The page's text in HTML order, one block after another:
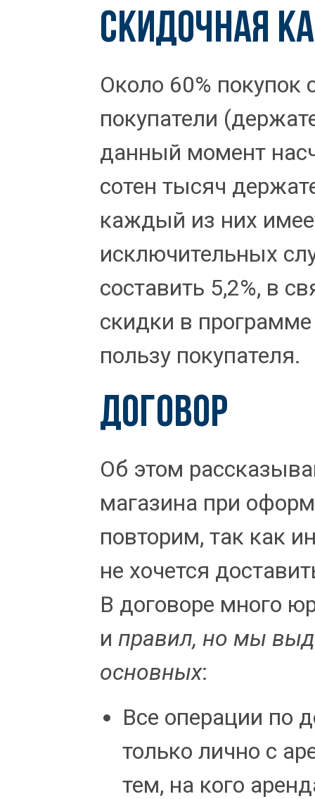
СКИДОЧНАЯ
Около 60%
покупатели
данный момент
сотен тысяч
каждый из них
исключительных
составить 5,2%, в
скидки в
пользу покупателя.
ДОГОВОР
Об этом
магазина при
повторим, так как
не хочется
В договоре много
и правил, но мы
основных:
Все операции по
только лично с
тем, на кого